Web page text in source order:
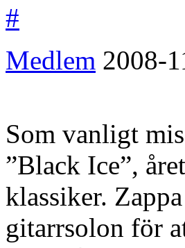
#
Medlem 2008-
Som vanligt
”Black Ice”,
klassiker.
gitarrsolon för